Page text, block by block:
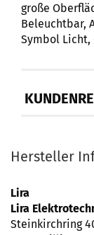
große
Beleuchtbar,
Symbol Licht,
Hersteller
Lira
Lira
Steinkirchring